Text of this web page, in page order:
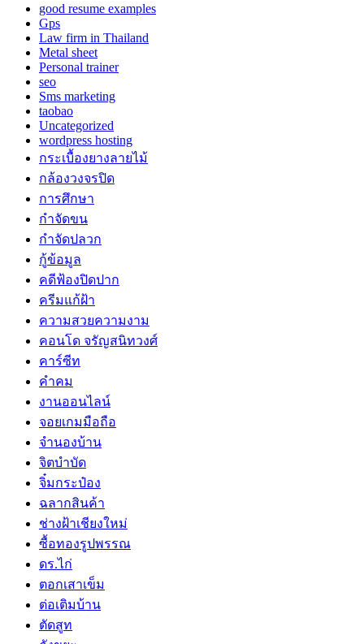
good resume examples
Gps
Law firm in Thailand
Metal sheet
Personal trainer
seo
Sms marketing
taobao
Uncategorized
wordpress hosting
กระเบื้องยางลายไม้
กล้องวงจรปิด
การศึกษา
กำจัดขน
กำจัดปลวก
กู้ข้อมูล
คดีฟ้องปิดปาก
ครีมแก้ฝ้า
ความสวยความงาม
คอนโด จรัญสนิทวงศ์
คาร์ซีท
คำคม
งานออนไลน์
จอยเกมมือถือ
จำนองบ้าน
จิตบำบัด
จิ๋มกระป๋อง
ฉลากสินค้า
ช่างฝ้าเชียงใหม่
ซื้อทองรูปพรรณ
ดร.ไก่
ตอกเสาเข็ม
ต่อเติมบ้าน
ตัดสูท